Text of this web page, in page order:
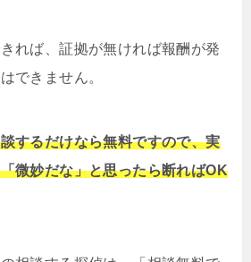
れば、証拠が無ければ報酬が発
できません。
するだけなら無料ですので、実
微妙だな」と思ったら断ればOK